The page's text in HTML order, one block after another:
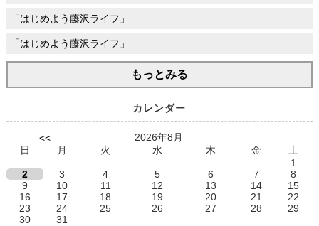
「はじめよう藤沢ライフ」
「はじめよう藤沢ライフ」
もっとみる
カレンダー
<<
2026年8月
日
月 火 水 木 金
土
1
2
3 4 5 6 7
8
9
10 11 12 13 14
15
16
17 18 19 20 21
22
23
24 25 26 27 28
29
30
31